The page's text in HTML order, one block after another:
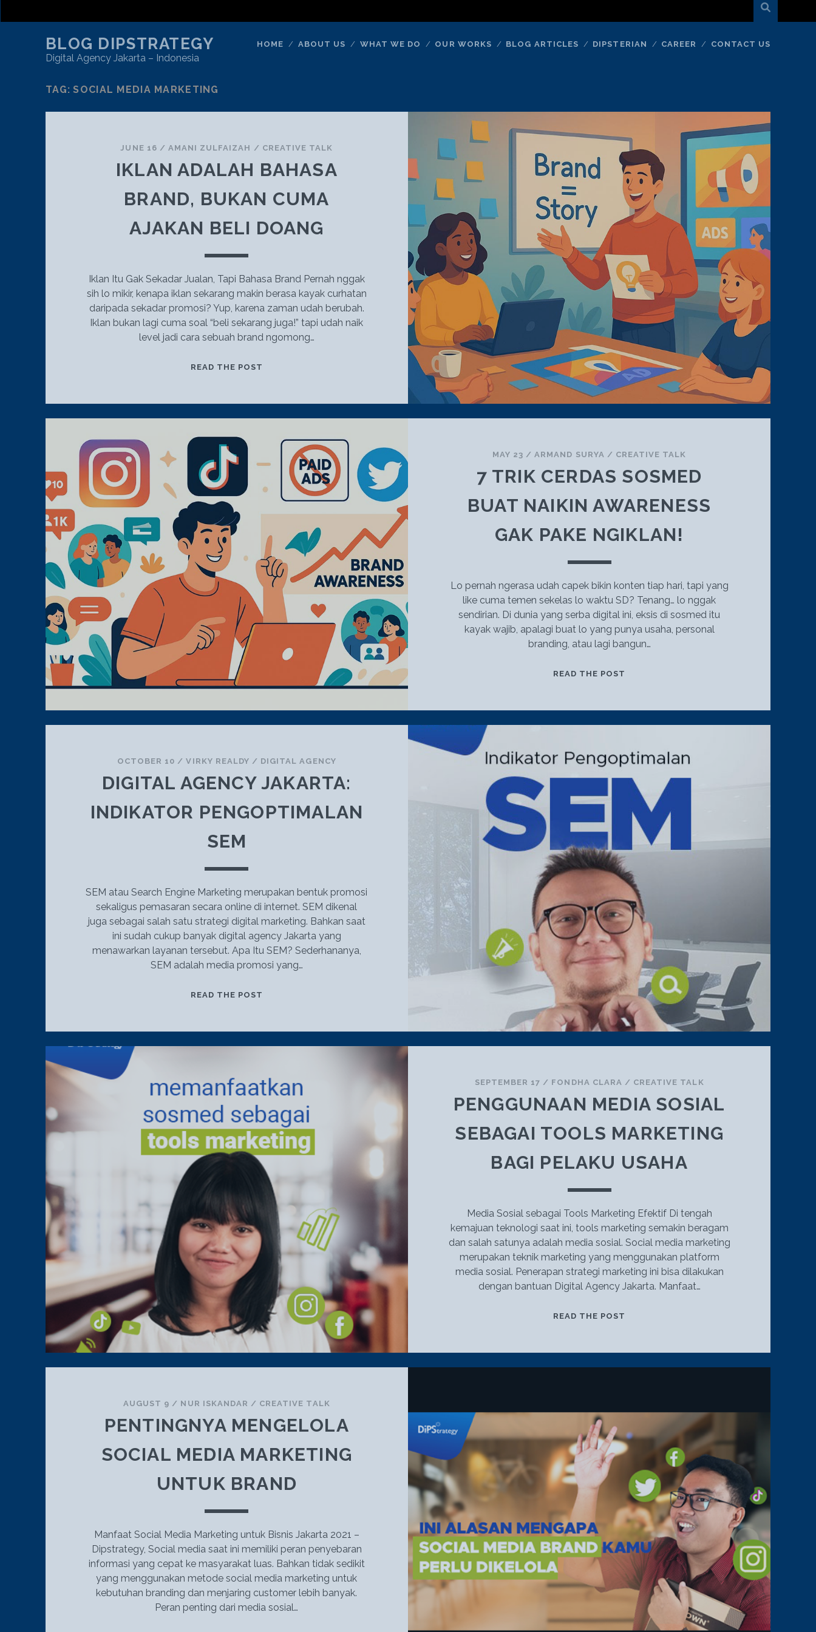
BLOG DIPSTRATEGY
Digital Agency Jakarta – Indonesia
HOME ABOUT US WHAT WE DO OUR WORKS BLOG ARTICLES DIPSTERIAN CAREER CONTACT US
TAG:SOCIAL MEDIA MARKETING
JUNE 16 / AMANI ZULFAIZAH / CREATIVE TALK
IKLAN ADALAH BAHASA
BRAND, BUKAN CUMA
AJAKAN BELI DOANG
Iklan Itu Gak Sekadar Jualan, Tapi Bahasa Brand Pernah nggak
sih lo mikir, kenapa iklan sekarang makin berasa kayak curhatan
daripada sekadar promosi? Yup, karena zaman udah berubah.
Iklan bukan lagi cuma soal “beli sekarang juga!” tapi udah naik
level jadi cara sebuah brand ngomong…
READ THE POST
CUMA
AJAKAN
BELI
DOANG
MAY 23 /ARMAND SURYA / CREATIVE TALK
7 TRIK CERDAS SOSMED
BUAT NAIKIN AWARENESS
GAK PAKE NGIKLAN!
Lo pernah ngerasa udah capek bikin konten tiap hari, tapi yang
like cuma temen sekelas lo waktu SD? Tenang… lo nggak
sendirian. Di dunia yang serba digital ini, eksis di sosmed itu
kayak wajib, apalagi buat lo yang punya usaha, personal
branding, atau lagi bangun…
READ THE POST
AWARENESS
PAKE
NGIKLAN!
OCTOBER 10 /VIRKY REALDY / DIGITAL AGENCY
DIGITAL AGENCY JAKARTA:
INDIKATOR PENGOPTIMALAN
SEM
SEM atau Search Engine Marketing merupakan bentuk promosi
sekaligus pemasaran secara online di internet. SEM dikenal
juga sebagai salah satu strategi digital marketing. Bahkan saat
ini sudah cukup banyak digital agency Jakarta yang
menawarkan layanan tersebut. Apa Itu SEM? Sederhananya,
SEM adalah media promosi yang…
READ THE POST
SEPTEMBER 17 / FONDHA CLARA / CREATIVE TALK
PENGGUNAAN MEDIA SOSIAL
SEBAGAI TOOLS MARKETING
BAGI PELAKU USAHA
Media Sosial sebagai Tools Marketing Efektif Di tengah
kemajuan teknologi saat ini, tools marketing semakin beragam
dan salah satunya adalah media sosial. Social media marketing
merupakan teknik marketing yang menggunakan platform
media sosial. Penerapan strategi marketing ini bisa dilakukan
dengan bantuan Digital Agency Jakarta. Manfaat…
READ THE POST
USAHA
AUGUST 9 / NUR ISKANDAR / CREATIVE TALK
PENTINGNYA MENGELOLA
SOCIAL MEDIA MARKETING
UNTUK BRAND
Manfaat Social Media Marketing untuk Bisnis Jakarta 2021 –
Dipstrategy, Social media saat ini memiliki peran penyebaran
informasi yang cepat ke masyarakat luas. Bahkan tidak sedikit
yang menggunakan metode social media marketing untuk
kebutuhan branding dan menjaring customer lebih banyak.
Peran penting dari media sosial…